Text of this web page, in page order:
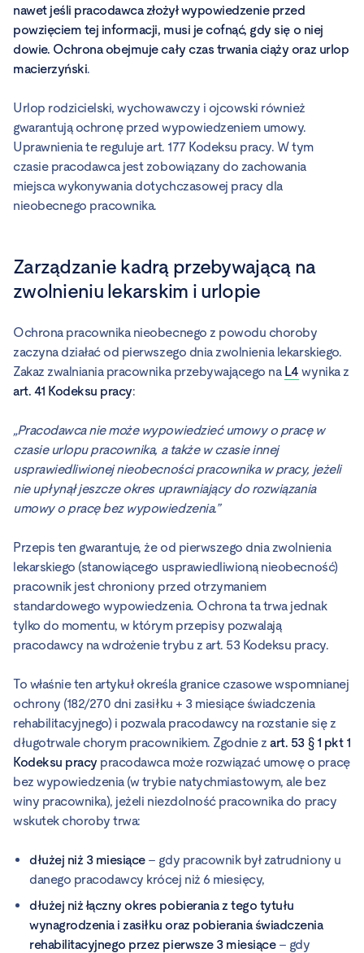
nawet jeśli pracodawca złożył wypowiedzenie przed
powzięciem tej informacji, musi je cofnąć, gdy się o niej
dowie. Ochrona obejmuje cały czas trwania ciąży oraz urlop
macierzyński.
Urlop rodzicielski, wychowawczy i ojcowski również
gwarantują ochronę przed wypowiedzeniem umowy.
Uprawnienia te reguluje art. 177 Kodeksu pracy. W tym
czasie pracodawca jest zobowiązany do zachowania
miejsca wykonywania dotychczasowej pracy dla
nieobecnego pracownika.
Zarządzanie kadrą przebywającą na
zwolnieniu lekarskim i urlopie
Ochrona pracownika nieobecnego z powodu choroby
zaczyna działać od pierwszego dnia zwolnienia lekarskiego.
Zakaz zwalniania pracownika przebywającego na L4 wynika z
art. 41 Kodeksu pracy:
„Pracodawca nie może wypowiedzieć umowy o pracę w
czasie urlopu pracownika, a także w czasie innej
usprawiedliwionej nieobecności pracownika w pracy, jeżeli
nie upłynął jeszcze okres uprawniający do rozwiązania
umowy o pracę bez wypowiedzenia.”
Przepis ten gwarantuje, że od pierwszego dnia zwolnienia
lekarskiego (stanowiącego usprawiedliwioną nieobecność)
pracownik jest chroniony przed otrzymaniem
standardowego wypowiedzenia. Ochrona ta trwa jednak
tylko do momentu, w którym przepisy pozwalają
pracodawcy na wdrożenie trybu z art. 53 Kodeksu pracy.
To właśnie ten artykuł określa granice czasowe wspomnianej
ochrony (182/270 dni zasiłku + 3 miesiące świadczenia
rehabilitacyjnego) i pozwala pracodawcy na rozstanie się z
długotrwale chorym pracownikiem. Zgodnie zart. 53 § 1 pkt 1
Kodeksu pracy pracodawca może rozwiązać umowę o pracę
bez wypowiedzenia (w trybie natychmiastowym, ale bez
winy pracownika), jeżeli niezdolność pracownika do pracy
wskutek choroby trwa:
dłużej niż 3 miesiące– gdy pracownik był zatrudniony u
danego pracodawcy krócej niż 6 miesięcy,
dłużej niż łączny okres pobierania z tego tytułu
wynagrodzenia i zasiłku oraz pobierania świadczenia
rehabilitacyjnego przez pierwsze 3 miesiące– gdy